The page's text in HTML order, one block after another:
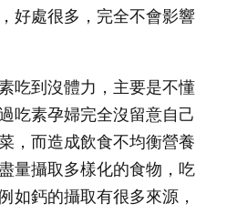
好處很多，完全不會影響
吃到沒體力，主要是不懂
吃素孕婦完全沒留意自己
，而造成飲食不均衡營養
量攝取多樣化的食物，吃
如鈣的攝取有很多來源，